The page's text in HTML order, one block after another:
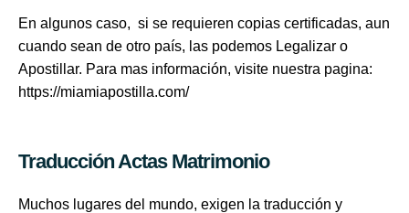
En algunos caso, si se requieren copias certificadas, aun
cuando sean de otro país, las podemos Legalizar o
Apostillar. Para mas información, visite nuestra pagina:
https://miamiapostilla.com/
Traducción Actas Matrimonio
Muchos lugares del mundo, exigen la traducción y